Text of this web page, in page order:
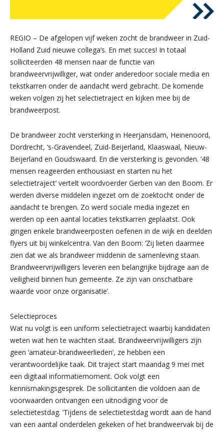
REGIO – De afgelopen vijf weken zocht de brandweer in Zuid-
Holland Zuid nieuwe collega’s. En met succes! In totaal
solliciteerden 48 mensen naar de functie van
brandweervrijwilliger, wat onder anderedoor sociale media en
tekstkarren onder de aandacht werd gebracht. De komende
weken volgen zij het selectietraject en kijken mee bij de
brandweerpost.
De brandweer zocht versterking in Heerjansdam, Heinenoord,
Dordrecht, ‘s-Gravendeel, Zuid-Beijerland, Klaaswaal, Nieuw-
Beijerland en Goudswaard. En die versterking is gevonden. ’48
mensen reageerden enthousiast en starten nu het
selectietraject’ vertelt woordvoerder Gerben van den Boom. Er
werden diverse middelen ingezet om de zoektocht onder de
aandacht te brengen. Zo werd sociale media ingezet en
werden op een aantal locaties tekstkarren geplaatst. Ook
gingen enkele brandweerposten oefenen in de wijk en deelden
flyers uit bij winkelcentra. Van den Boom: ‘Zij lieten daarmee
zien dat we als brandweer middenin de samenleving staan.
Brandweervrijwilligers leveren een belangrijke bijdrage aan de
veiligheid binnen hun gemeente. Ze zijn van onschatbare
waarde voor onze organisatie’.
Selectieproces
Wat nu volgt is een uniform selectietraject waarbij kandidaten
weten wat hen te wachten staat. Brandweervrijwilligers zijn
geen ‘amateur-brandweerlieden’, ze hebben een
verantwoordelijke taak. Dit traject start maandag 9 mei met
een digitaal informatiemoment. Ook volgt een
kennismakingsgesprek. De sollicitanten die voldoen aan de
voorwaarden ontvangen een uitnodiging voor de
selectietestdag. ‘Tijdens de selectietestdag wordt aan de hand
van een aantal onderdelen gekeken of het brandweervak bij de